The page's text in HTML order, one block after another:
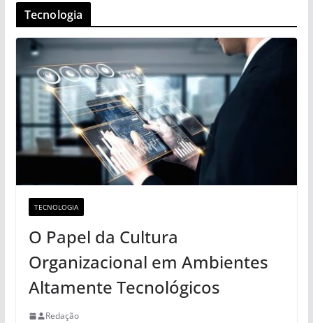
Tecnologia
TECNOLOGIA
O Papel da Cultura
Organizacional em Ambientes
Altamente Tecnológicos
Redação